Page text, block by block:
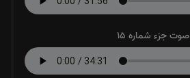
صوت جزء شماره 15